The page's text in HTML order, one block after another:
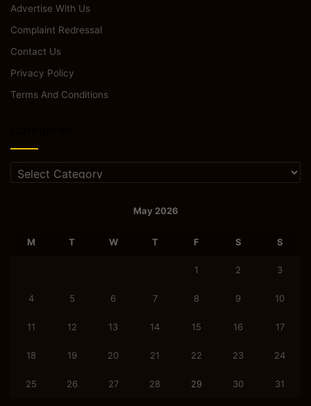
Advertise With Us
Complaint Redressal
Contact Us
Privacy Policy
Terms And Conditions
Categories
May 2026
M T W T F S S
1 2 3
4 5 6 7 8 9 10
11 12 13 14 15 16 17
18 19 20 21 22 23 24
25 26 27 28 29 30 31